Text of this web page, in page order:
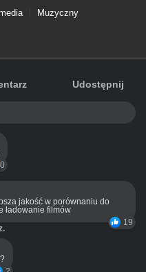
Muzyczny
Udostępnij
jakość w porównaniu do
ładowanie filmów
19